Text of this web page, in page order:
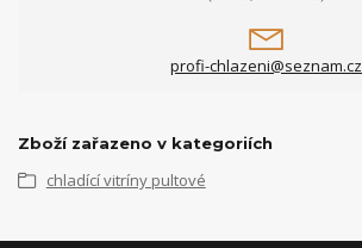
profi-chlazeni@seznam.cz
Zboží zařazeno v kategoriích
chladící vitríny pultové